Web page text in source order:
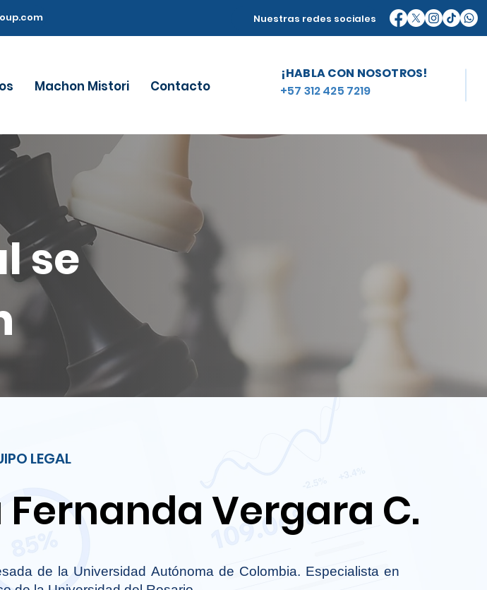
Nuestras redes sociales
Machon Mistori Contacto
¡HABLA CON NOSOTROS!
+57 312 425 7219
se
LEGAL
Vergara C.
de la Universidad Autónoma de Colombia. Especialista en